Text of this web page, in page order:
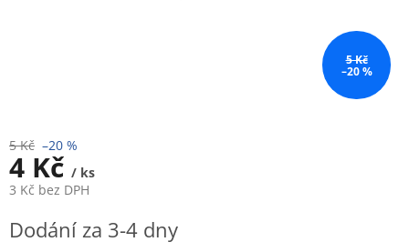
5 Kč
–20 %
5 Kč –20 %
4 Kč / ks
3 Kč bez DPH
cena:
Dodání za 3-4 dny